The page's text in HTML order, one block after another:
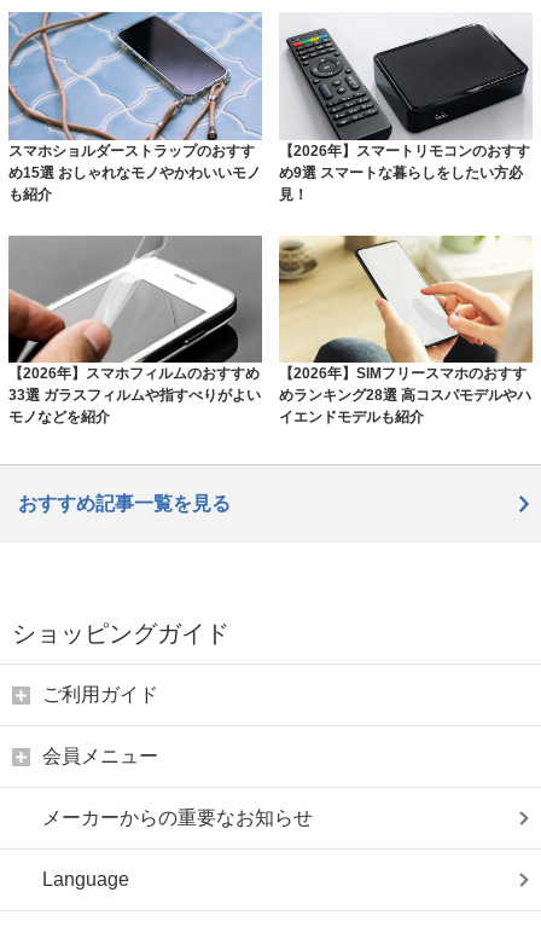
スマホショルダーストラップのおすす
め15選 おしゃれなモノやかわいいモノ
も紹介
【2026年】スマートリモコンのおすす
め9選 スマートな暮らしをしたい方必
見！
【2026年】スマホフィルムのおすすめ
33選 ガラスフィルムや指すべりがよい
モノなどを紹介
【2026年】SIMフリースマホのおすす
めランキング28選 高コスパモデルやハ
イエンドモデルも紹介
おすすめ記事一覧を見る
ショッピングガイド
ご利用ガイド
会員メニュー
メーカーからの重要なお知らせ
Language